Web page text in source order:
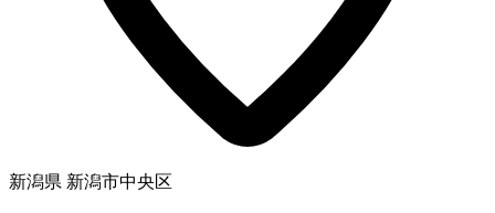
新潟県 新潟市中央区